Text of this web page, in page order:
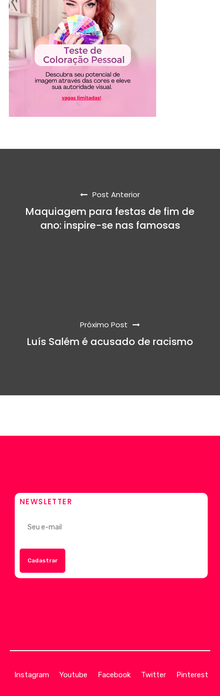
Post Anterior
Maquiagem para festas de fim de
ano: inspire-se nas famosas
Próximo Post
Luís Salém é acusado de racismo
NEWSLETTER
Instagram Youtube Facebook Twitter Pinterest